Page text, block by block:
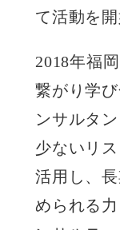
て活動を開
2018年福
繋がり学
ンサルタン
少ないリ
活用し、
められる